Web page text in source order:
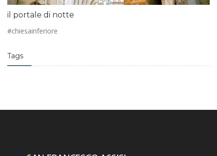
il portale di notte
#chiesainferiore
Tags